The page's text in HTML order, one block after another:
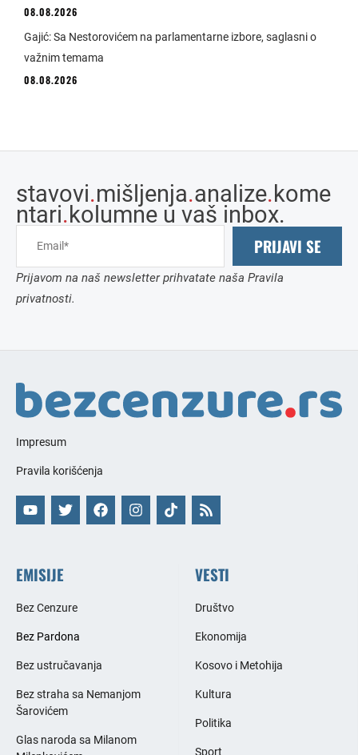
08.08.2026
Gajić: Sa Nestorovićem na parlamentarne izbore, saglasni o
važnim temama
08.08.2026
stavovi.mišljenja.analize.kome
ntari.kolumne u vaš inbox.
PRIJAVI SE
Prijavom na naš newsletter prihvatate naša Pravila
privatnosti.
Impresum
Pravila korišćenja
EMISIJE
Bez Cenzure
Bez Pardona
Bez ustručavanja
Bez straha sa Nemanjom
Šarovićem
Glas naroda sa Milanom
VESTI
Društvo
Ekonomija
Kosovo i Metohija
Kultura
Politika
Sport